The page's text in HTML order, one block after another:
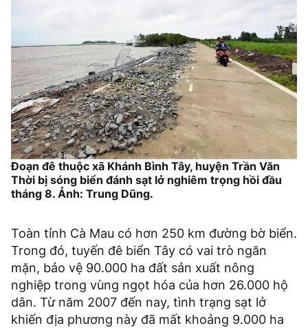
Đoạn đê thuộc xã Khánh Bình Tây, huyện Trần Văn
Thời bị sóng biển đánh sạt lở nghiêm trọng hồi đầu
tháng 8. Ảnh: Trung Dũng.
Toàn tỉnh Cà Mau có hơn 250 km đường bờ biển.
Trong đó, tuyến đê biển Tây có vai trò ngăn
mặn, bảo vệ 90.000 ha đất sản xuất nông
nghiệp trong vùng ngọt hóa của hơn 26.000 hộ
dân. Từ năm 2007 đến nay, tình trạng sạt lở
khiến địa phương này đã mất khoảng 9.000 ha